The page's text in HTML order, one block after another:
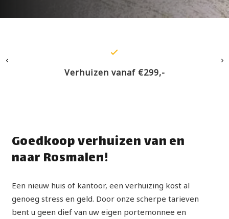
Verhuizen vanaf €299,-
Goedkoop verhuizen van en
naar Rosmalen!
Een nieuw huis of kantoor, een verhuizing kost al
genoeg stress en geld. Door onze scherpe tarieven
bent u geen dief van uw eigen portemonnee en